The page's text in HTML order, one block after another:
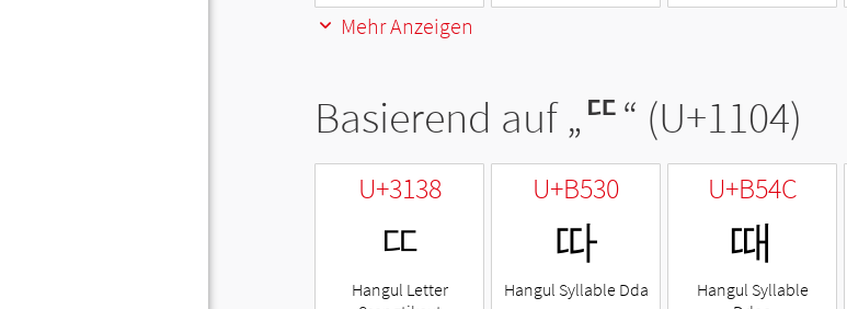
Mehr Anzeigen
Basierend auf „ᄄ“ (U+1104)
U+3138
ㄸ
Hangul Letter
U+B530
따
Hangul Syllable Dda
U+B54C
때
Hangul Syllable